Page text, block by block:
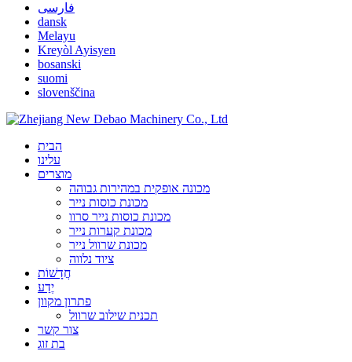
فارسی
dansk
Melayu
Kreyòl Ayisyen
bosanski
suomi
slovenščina
הבית
עלינו
מוצרים
מכונה אופקית במהירות גבוהה
מכונת כוסות נייר
מכונת כוסות נייר סרוו
מכונת קערות נייר
מכונת שרוול נייר
ציוד נלווה
חֲדָשׁוֹת
יֶדַע
פתרון מקוון
תכנית שילוב שרוול
צור קשר
בת זוג